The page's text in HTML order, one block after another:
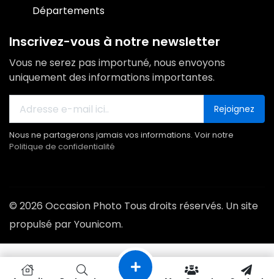
Départements
Inscrivez-vous à notre newsletter
Vous ne serez pas importuné, nous envoyons
uniquement des informations importantes.
Rejoignez
Nous ne partagerons jamais vos informations. Voir notre
Politique de confidentialité
© 2026 Occasion Photo Tous droits réservés. Un site
propulsé par Younicom.